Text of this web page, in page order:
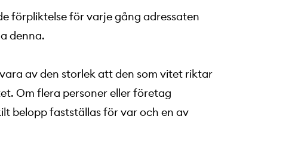
förpliktelse för varje gång adressaten
denna.
av den storlek att den som vitet riktar
Om flera personer eller företag
belopp fastställas för var och en av